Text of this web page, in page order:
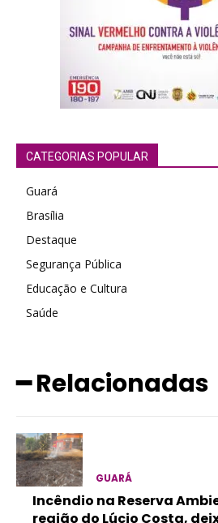
CATEGORIAS POPULAR
Guará
Brasília
Destaque
Segurança Pública
Educação e Cultura
Saúde
━ Relacionadas
GUARÁ
Incêndio na Reserva
região do Lúcio Costa,